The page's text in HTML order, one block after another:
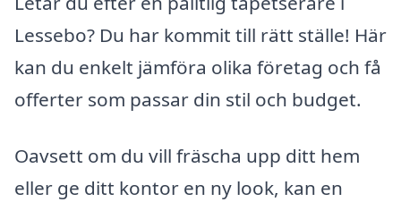
Lessebo? Du har kommit till rätt ställe! Här
kan du enkelt jämföra olika företag och få
offerter som passar din stil och budget.
Oavsett om du vill fräscha upp ditt hem
eller ge ditt kontor en ny look, kan en